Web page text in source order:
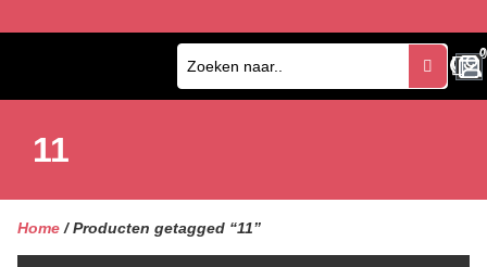
0
0
11
Home / Producten getagged “11”